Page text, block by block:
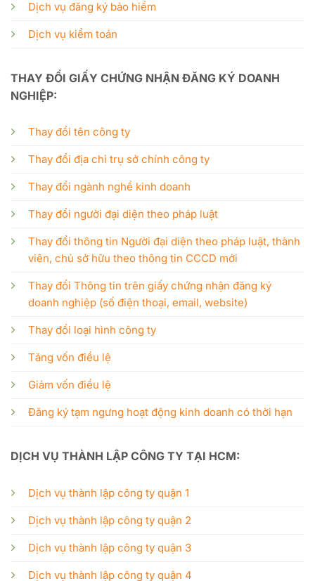
Dịch vụ đăng ký bảo hiểm
Dịch vụ kiểm toán
THAY ĐỔI GIẤY CHỨNG NHẬN ĐĂNG KÝ DOANH
NGHIỆP:
Thay đổi tên công ty
Thay đổi địa chỉ trụ sở chính công ty
Thay đổi ngành nghề kinh doanh
Thay đổi người đại diện theo pháp luật
Thay đổi thông tin Người đại diện theo pháp luật, thành
viên, chủ sở hữu theo thông tin CCCD mới
Thay đổi Thông tin trên giấy chứng nhận đăng ký
doanh nghiệp (số điện thoại, email, website)
Thay đổi loại hình công ty
Tăng vốn điều lệ
Giảm vốn điều lệ
Đăng ký tạm ngưng hoạt động kinh doanh có thời hạn
DỊCH VỤ THÀNH LẬP CÔNG TY TẠI HCM:
Dịch vụ thành lập công ty quận 1
Dịch vụ thành lập công ty quận 2
Dịch vụ thành lập công ty quận 3
Dịch vụ thành lập công ty quận 4